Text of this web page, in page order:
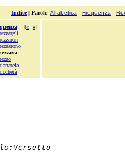
Indice| Parole: Alfabetica - Frequenza -
[« »]